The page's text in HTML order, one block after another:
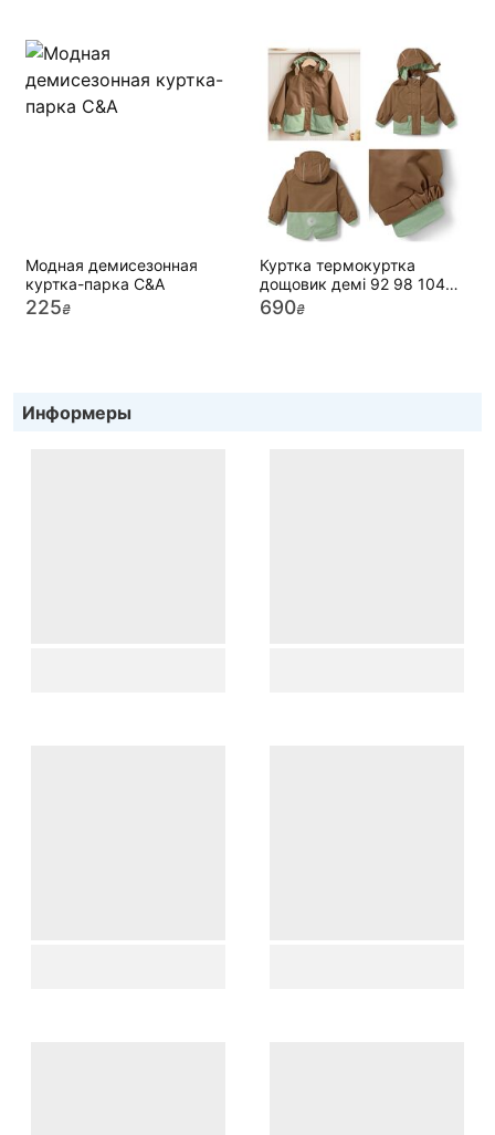
Модная демисезонная
куртка-парка C&A
225₴
Куртка термокуртка
дощовик демі 92 98 104
110 116 Німеччина
демісезонна
690₴
Информеры